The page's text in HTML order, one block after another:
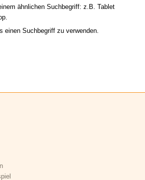
ähnlichen Suchbegriff: z.B. Tablet
einen Suchbegriff zu verwenden.